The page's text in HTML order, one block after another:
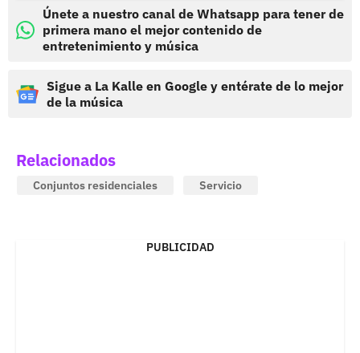
Únete a nuestro canal de Whatsapp para tener de
primera mano el mejor contenido de
entretenimiento y música
Sigue a La Kalle en Google y entérate de lo mejor
de la música
Relacionados
Conjuntos residenciales Servicio
PUBLICIDAD